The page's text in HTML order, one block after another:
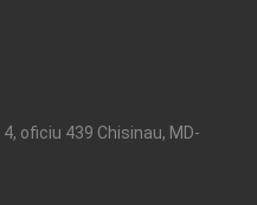
oficiu 439 Chisinau, MD-